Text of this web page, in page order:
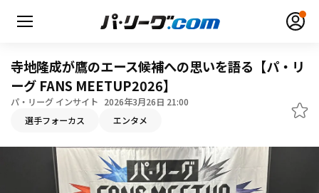
HOME
寺地隆成が鷹のエース候補への思いを語る【パ・リ
ーグ FANS MEETUP2026】
パ・リーグ インサイト 2026年3月26日 21:00
選手フォーカス エンタメ